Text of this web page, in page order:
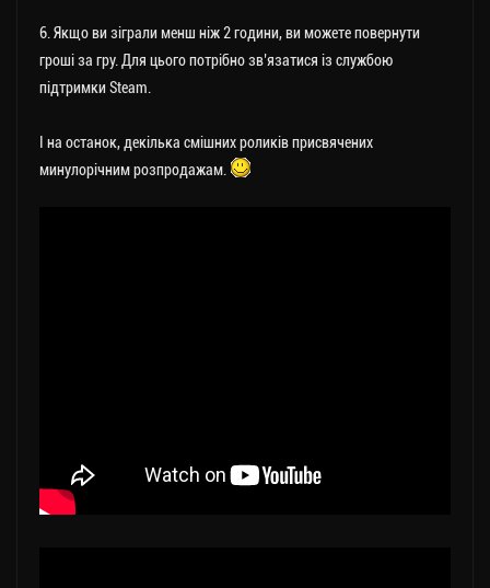
6. Якщо ви зіграли менш ніж 2 години, ви можете повернути
гроші за гру. Для цього потрібно зв’язатися із службою
підтримки Steam.
І на останок, декілька смішних роликів присвячених
минулорічним розпродажам.